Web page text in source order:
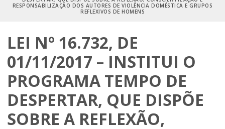
RESPONSABILIZAÇÃO DOS AUTORES DE VIOLÊNCIA DOMÉSTICA E GRUPOS
REFLEXIVOS DE HOMENS
LEI Nº 16.732, DE
01/11/2017 – INSTITUI O
PROGRAMA TEMPO DE
DESPERTAR, QUE DISPÕE
SOBRE A REFLEXÃO,